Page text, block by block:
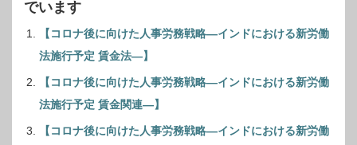
でいます
【コロナ後に向けた人事労務戦略―インドにおける新労働
法施行予定 賃金法―】
【コロナ後に向けた人事労務戦略―インドにおける新労働
法施行予定 賃金関連―】
【コロナ後に向けた人事労務戦略―インドにおける新労働